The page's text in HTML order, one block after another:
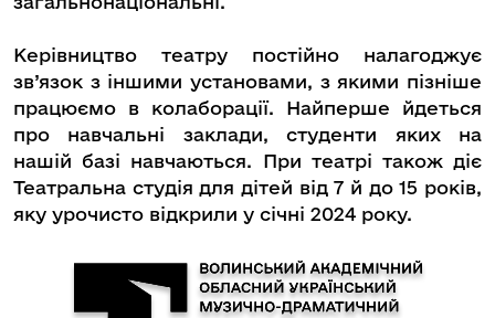
Керівництво театру постійно налагоджує
зв’язок з іншими установами, з якими пізніше
працюємо в колаборації. Найперше йдеться
про навчальні заклади, студенти яких на
нашій базі навчаються. При театрі також діє
Театральна студія для дітей від 7 й до 15 років,
яку урочисто відкрили у січні 2024 року.